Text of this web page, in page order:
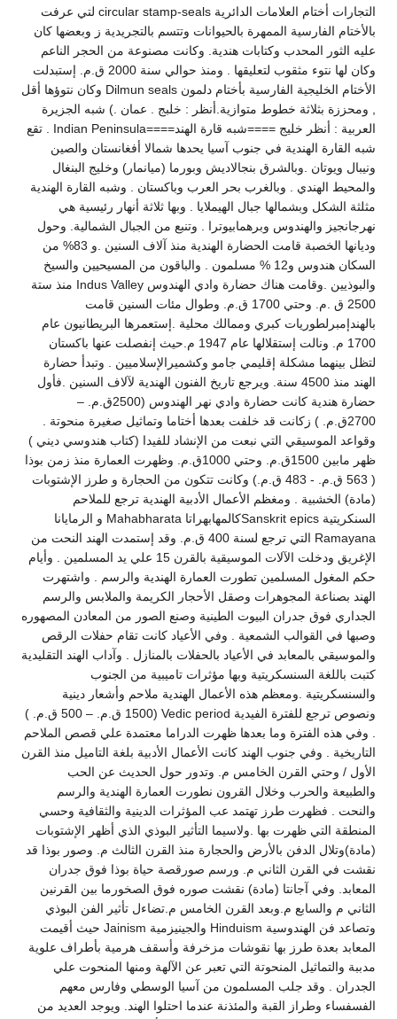
التجارات أختام العلامات الدائرية circular stamp-seals لتي عرفت
بالأختام الفارسية الممهرة بالحيوانات وتتسم بالتجريدية ز وبعضها كان
عليه الثور المحدب وكتابات هندية. وكانت مصنوعة من الحجر الناعم
وكان لها نتوء مثقوب لتعليقها . ومنذ حوالي سنة 2000 ق.م. إستبدلت
الأختام الخليجية الفارسية بأختام دلمون Dilmun seals وكان نتوؤها أقل
, ومحززة بثلاثة خطوط متوازية.أنظر : خلبج . عمان .) شبه الجزيرة
العربية : أنظر خليج ====شبه قارة الهند====Indian Peninsula . تقع
شبه القارة الهندية في جنوب آسيا يحدها شمالا أفغانستان والصين
ونيبال ويوتان .وبالشرق بنجالاديش وبورما (ميانمار) وخليج البنغال
والمحيط الهندي . وبالغرب بحر العرب وباكستان . وشبه القارة الهندية
مثلثة الشكل وبشمالها جبال الهيملايا . وبها ثلاثة أنهار رئيسية هي
نهرجانجيز والهندوس وبرهمابيوترا . وتنبع من الجبال الشمالية. وحول
وديانها الخصبة قامت الحضارة الهندية منذ آلاف السنين .و 83% من
السكان هندوس و12 % مسلمون . والباقون من المسيحيين والسيخ
والبوذيين .وقامت هناك حضارة وادي الهندوس Indus Valley منذ ستة
2500 ق .م. وحتي 1700 ق.م. وطوال مئات السنين قامت
بالهندإمبرلطوريات كبري وممالك محلية .إستعمرها البريطانيون عام
1700 م. ونالت إستقلالها عام 1947 م.حيث إنفصلت عنها باكستان
لتظل بينهما مشكلة إقليمي جامو وكشميرالإسلاميين . وتبدأ حضارة
الهند منذ 4500 سنة. ويرجع تاريخ الفنون الهندية لآلاف السنين .فأول
حضارة هندية كانت حضارة وادي نهر الهندوس (2500ق.م. –
2700ق.م. ) زكانت قد خلفت بعدها أختاما وتماثيل صغيرة منحوتة .
وقواعد الموسيقي التي نبعت من الإنشاد للفيدا (كتاب هندوسي ديني )
ظهر مابين 1500ق.م. وحتي 1000ق.م. وظهرت العمارة منذ زمن بوذا
( 563 ق.م. - 483 ق.م.) وكانت تتكون من الحجارة و طرز الإشتوبات
(مادة) الخشبية . ومغظم الأعمال الأدبية الهندية ترجع للملاحم
السنكريتية Sanskrit epicsكالمهابهراتا Mahabharata و الرمايانا
Ramayana التي ترجع لسنة 400 ق.م. وقد إستمدت الهند النحت من
الإغريق ودخلت الآلات الموسيقية بالقرن 15 علي يد المسلمين . وأيام
حكم المغول المسلمين تطورت العمارة الهندية والرسم . واشتهرت
الهند بصناعة المجوهرات وصقل الأحجار الكريمة والملابس والرسم
الجداري فوق جدران البيوت الطينية وصنع الصور من المعادن المصهوره
وصبها في القوالب الشمعية . وفي الأعياد كانت تقام حفلات الرقص
والموسيقي بالمعابد في الأعياد بالحفلات بالمنازل . وآداب الهند التقليدية
كتبت باللغة السنسكريتية وبها مؤثرات تاميبية من الجنوب
والسنسكريتية .ومعظم هذه الأعمال الهندية ملاحم وأشعار دينية
ونصوص ترجع للفترة الفيدية Vedic period (1500 ق.م. – 500 ق.م. )
. وفي هذه الفترة وما بعدها ظهرت الدراما معتمدة علي قصص الملاحم
التاريخية . وفي جنوب الهند كانت الأعمال الأدبية بلغة التاميل منذ القرن
الأول / وحتي القرن الخامس م. وتدور حول الحديث عن الحب
والطبيعة والحرب وخلال القرون نطورت العمارة الهندية والرسم
والنحت . فظهرت طرز تهتمد عب المؤثرات الدينية والثقافية وحسي
المنطقة التي ظهرت بها .ولاسيما التأثير البوذي الذي أظهر الإشتوبات
(مادة)وتلال الدفن بالأرض والحجارة منذ القرن الثالث م. وصور بوذا قد
نقشت في القرن الثاني م. ورسم صورقصة حياة بوذا فوق جدران
المعابد. وفي آجانتا (مادة) نقشت صوره فوق الصخورما بين القرنين
الثاني م والسابع م.وبعد القرن الخامس م.تضاءل تأثير الفن البوذي
وتصاعد فن الهندوسية Hinduism والجينيزمية Jainism حيث أقيمت
المعابد بعدة طرز بها نقوشات مزخرفة وأسقف هرمية بأطراف علوية
مدببة والتماثيل المنحوتة التي تعبر عن الآلهة ومنها المنحوت علي
الجدران . وقد جلب المسلمون من آسيا الوسطي وفارس معهم
الفسفساء وطراز القبة والمئذنة عندما احتلوا الهند. ويوجد العديد من